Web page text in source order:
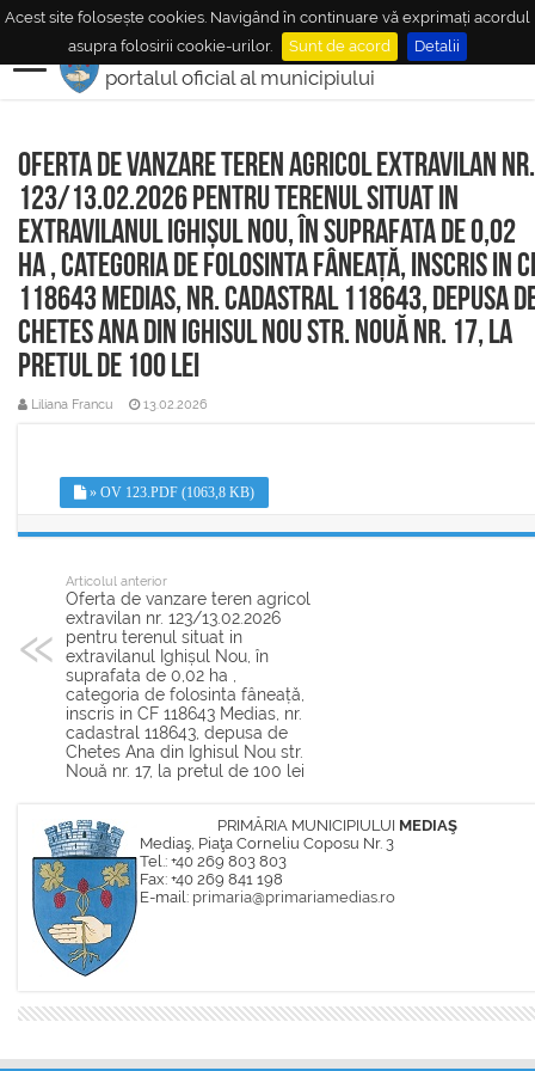
Acest site folosește cookies. Navigând în continuare vă exprimați acordul
asupra folosirii cookie-urilor.
Sunt de acord Detalii
MUNICIPIULMEDIAŞ
portalul oficial al municipiului
Oferta de vanzare teren agricol extravilan nr.
123/13.02.2026 pentru terenul situat in
extravilanul Ighișul Nou, în suprafata de 0,02
ha , categoria de folosinta fâneață, inscris in
118643 Medias, nr. cadastral 118643, depusa
Chetes Ana din Ighisul Nou str. Nouă nr. 17, la
pretul de 100 lei
Liliana Francu 13.02.2026
» OV 123.PDF (1063,8 KB)
Articolul anterior
Oferta de vanzare teren agricol
extravilan nr. 123/13.02.2026
pentru terenul situat in
extravilanul Ighișul Nou, în
suprafata de 0,02 ha ,
categoria de folosinta fâneață,
inscris in CF 118643 Medias, nr.
cadastral 118643, depusa de
Chetes Ana din Ighisul Nou str.
Nouă nr. 17, la pretul de 100 lei
PRIMĂRIA MUNICIPIULUI MEDIAŞ
Mediaş, Piaţa Corneliu Coposu Nr. 3
Tel.: +40 269 803 803
Fax: +40 269 841 198
E-mail: primaria@primariamedias.ro